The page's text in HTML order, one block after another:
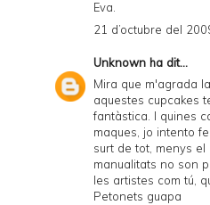
Eva.
21 d’octubre del
Unknown ha dit...
Mira que m'agrada
aquestes cupcakes
fantàstica. I quines
maques, jo intento
surt de tot, menys el
manualitats no son
les artistes com tú,
Petonets guapa